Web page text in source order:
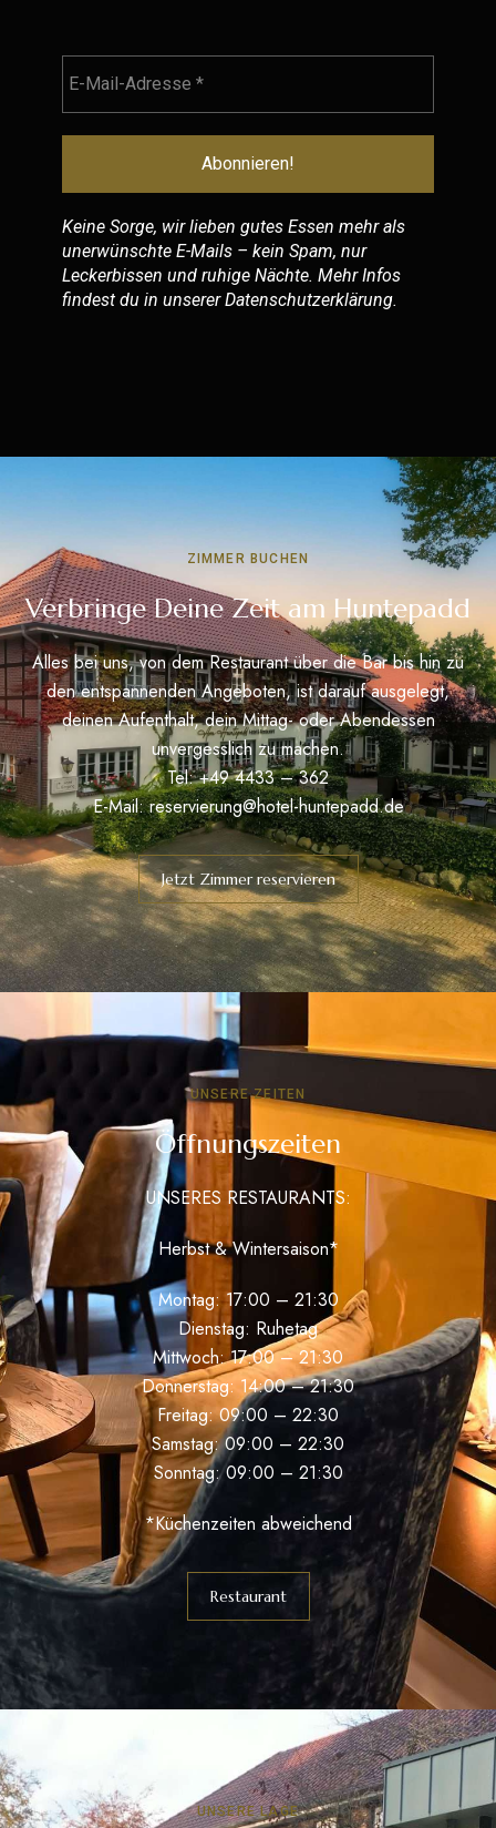
Keine Sorge, wir lieben gutes Essen mehr als
unerwünschte E-Mails – kein Spam, nur
Leckerbissen und ruhige Nächte. Mehr Infos
findest du in unsererDatenschutzerklärung.
ZIMMER BUCHEN
Verbringe Deine Zeit am Huntepadd
Alles bei uns, von dem Restaurant über die Bar bis hin zu
den entspannenden Angeboten, ist darauf ausgelegt,
deinen Aufenthalt, dein Mittag- oder Abendessen
unvergesslich zu machen.
Tel: +49 4433 – 362
E-Mail:reservierung@hotel-huntepadd.de
Jetzt Zimmer reservieren
UNSERE ZEITEN
Öffnungszeiten
UNSERES RESTAURANTS:
Herbst & Wintersaison*
Montag: 17:00 – 21:30
Dienstag: Ruhetag
Mittwoch: 17:00 – 21:30
Donnerstag: 14:00 – 21:30
Freitag: 09:00 – 22:30
Samstag: 09:00 – 22:30
Sonntag: 09:00 – 21:30
*Küchenzeiten abweichend
Restaurant
UNSERE LAGE